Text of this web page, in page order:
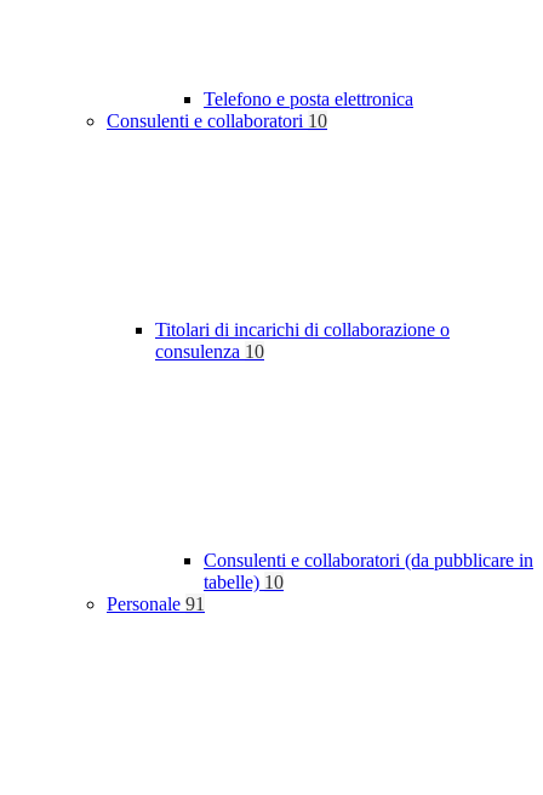
Telefono e posta elettronica
Consulenti e collaboratori 10
Titolari di incarichi di collaborazione o
consulenza 10
Consulenti e collaboratori (da pubblicare in
tabelle) 10
Personale 91